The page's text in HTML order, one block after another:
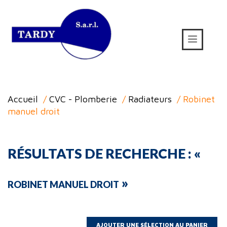
Accueil /CVC - Plomberie / Radiateurs / Robinet
manuel droit
RÉSULTATS DE RECHERCHE : «
ROBINET MANUEL DROIT »